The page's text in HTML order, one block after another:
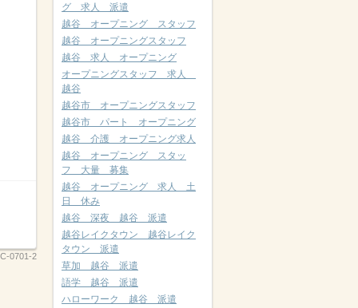
0701-2
グ 求人 派遣
越谷 オープニング スタッフ
越谷 オープニングスタッフ
越谷 求人 オープニング
オープニングスタッフ 求人
越谷
越谷市 オープニングスタッフ
越谷市 パート オープニング
越谷 介護 オープニング求人
越谷 オープニング スタッ
フ 大量 募集
越谷 オープニング 求人 土
日 休み
越谷 深夜 越谷 派遣
越谷レイクタウン 越谷レイク
タウン 派遣
草加 越谷 派遣
語学 越谷 派遣
ハローワーク 越谷 派遣